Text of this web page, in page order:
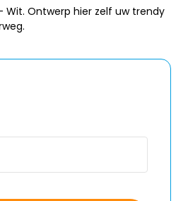
Wit. Ontwerp hier zelf uw trendy